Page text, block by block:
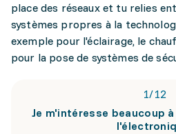
place des réseaux et tu relies
systèmes propres à la
exemple pour l'éclairage, le
pour la pose de systèmes de
1/12
Je m'intéresse beaucoup